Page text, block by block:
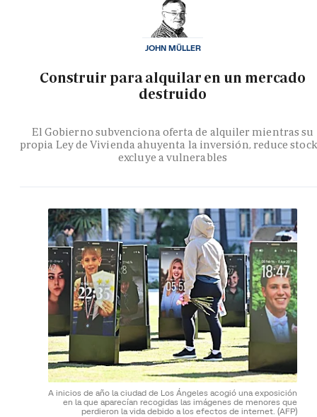
Construir para alquilar en un mercado
destruido
El Gobierno subvenciona oferta de alquiler mientras su
propia Ley de Vivienda ahuyenta la inversión, reduce
excluye a vulnerables
JOHN MÜLLER
A inicios de año la ciudad de Los Ángeles acogió una exposición
en la que aparecían recogidas las imágenes de menores que
perdieron la vida debido a los efectos de internet. (AFP)